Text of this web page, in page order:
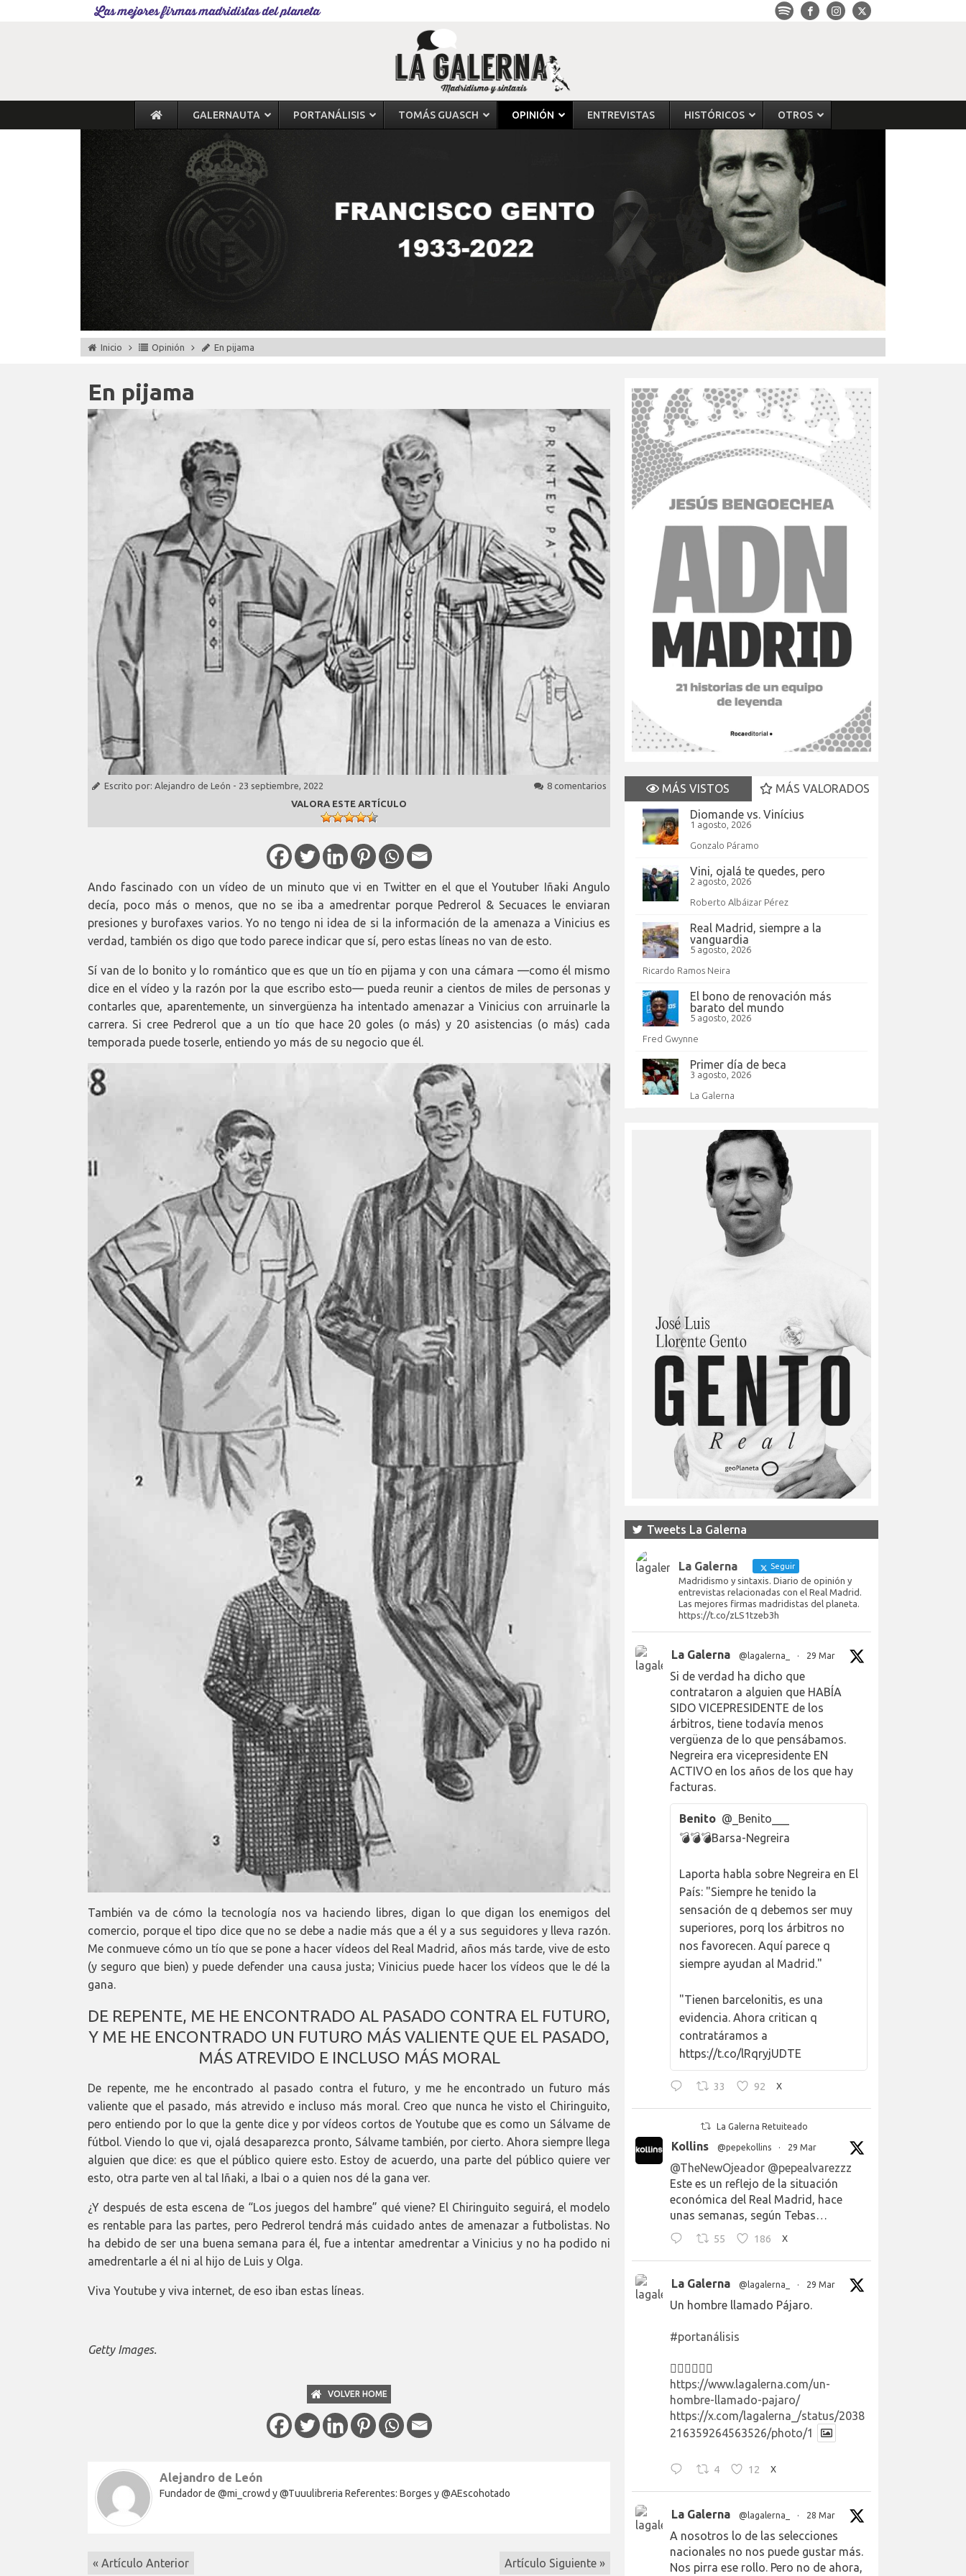
Las mejores firmas madridistas del planeta
GALERNAUTA PORTANÁLISIS TOMÁS GUASCH OPINIÓN ENTREVISTAS HISTÓRICOS OTROS
Inicio Opinión En pijama
En pijama
Escrito por: Alejandro de León - 23 septiembre, 2022
8 comentarios
VALORA ESTE ARTÍCULO
Ando fascinado con un vídeo de un minuto que vi en Twitter en el que el Youtuber Iñaki Angulo
decía, poco más o menos, que no se iba a amedrentar porque Pedrerol & Secuaces le enviaran
presiones y burofaxes varios. Yo no tengo ni idea de si la información de la amenaza a Vinicius es
verdad, también os digo que todo parece indicar que sí, pero estas líneas no van de esto.
Sí van de lo bonito y lo romántico que es que un tío en pijama y con una cámara —como él mismo
dice en el vídeo y la razón por la que escribo esto— pueda reunir a cientos de miles de personas y
contarles que, aparentemente, un sinvergüenza ha intentado amenazar a Vinicius con arruinarle la
carrera. Si cree Pedrerol que a un tío que hace 20 goles (o más) y 20 asistencias (o más) cada
temporada puede toserle, entiendo yo más de su negocio que él.
También va de cómo la tecnología nos va haciendo libres, digan lo que digan los enemigos del
comercio, porque el tipo dice que no se debe a nadie más que a él y a sus seguidores y lleva razón.
Me conmueve cómo un tío que se pone a hacer vídeos del Real Madrid, años más tarde, vive de esto
(y seguro que bien) y puede defender una causa justa; Vinicius puede hacer los vídeos que le dé la
gana.
DE REPENTE, ME HE ENCONTRADO AL PASADO CONTRA EL FUTURO,
Y ME HE ENCONTRADO UN FUTURO MÁS VALIENTE QUE EL PASADO,
MÁS ATREVIDO E INCLUSO MÁS MORAL
De repente, me he encontrado al pasado contra el futuro, y me he encontrado un futuro más
valiente que el pasado, más atrevido e incluso más moral. Creo que nunca he visto el Chiringuito,
pero entiendo por lo que la gente dice y por vídeos cortos de Youtube que es como un Sálvame de
fútbol. Viendo lo que vi, ojalá desaparezca pronto, Sálvame también, por cierto. Ahora siempre llega
alguien que dice: es que el público quiere esto. Estoy de acuerdo, una parte del público quiere ver
esto, otra parte ven al tal Iñaki, a Ibai o a quien nos dé la gana ver.
¿Y después de esta escena de “Los juegos del hambre” qué viene? El Chiringuito seguirá, el modelo
es rentable para las partes, pero Pedrerol tendrá más cuidado antes de amenazar a futbolistas. No
ha debido de ser una buena semana para él, fue a intentar amedrentar a Vinicius y no ha podido ni
amedrentarle a él ni al hijo de Luis y Olga.
Viva Youtube y viva internet, de eso iban estas líneas.
Getty Images.
VOLVER HOME
Alejandro de León
Fundador de @mi_crowd y @Tuuulibreria Referentes: Borges y @AEscohotado
« Artículo Anterior Artículo Siguiente »
MÁS VISTOS
MÁS VALORADOS
Diomande vs. Vinícius
1 agosto, 2026
Gonzalo Páramo
Vini, ojalá te quedes, pero
2 agosto, 2026
Roberto Albáizar Pérez
Real Madrid, siempre a la
vanguardia
5 agosto, 2026
Ricardo Ramos Neira
El bono de renovación más
barato del mundo
5 agosto, 2026
Fred Gwynne
Primer día de beca
3 agosto, 2026
La Galerna
Tweets La Galerna
La Galerna Seguir
Madridismo y sintaxis. Diario de opinión y
entrevistas relacionadas con el Real Madrid.
Las mejores firmas madridistas del planeta.
https://t.co/zLS1tzeb3h
La Galerna @lagalerna_ · 29 Mar
Si de verdad ha dicho que
contrataron a alguien que HABÍA
SIDO VICEPRESIDENTE de los
árbitros, tiene todavía menos
vergüenza de lo que pensábamos.
Negreira era vicepresidente EN
ACTIVO en los años de los que hay
facturas.
Benito @_Benito___
💣💣💣Barsa-Negreira
Laporta habla sobre Negreira en El
País: "Siempre he tenido la
sensación de q debemos ser muy
superiores, porq los árbitros no
nos favorecen. Aquí parece q
siempre ayudan al Madrid."
"Tienen barcelonitis, es una
evidencia. Ahora critican q
contratáramos a
https://t.co/lRqryjUDTE
33 92 X
La Galerna Retuiteado
Kollins @pepekollins · 29 Mar
@TheNewOjeador @pepealvarezzz
Este es un reflejo de la situación
económica del Real Madrid, hace
unas semanas, según Tebas…
55 186 X
La Galerna @lagalerna_ · 29 Mar
Un hombre llamado Pájaro.
#portanálisis
👉🏻👉🏻👉🏻
https://www.lagalerna.com/un-
hombre-llamado-pajaro/
https://x.com/lagalerna_/status/2038
216359264563526/photo/1
4 12 X
La Galerna @lagalerna_ · 28 Mar
A nosotros lo de las selecciones
nacionales no nos puede gustar más.
Nos pirra ese rollo. Pero no de ahora,